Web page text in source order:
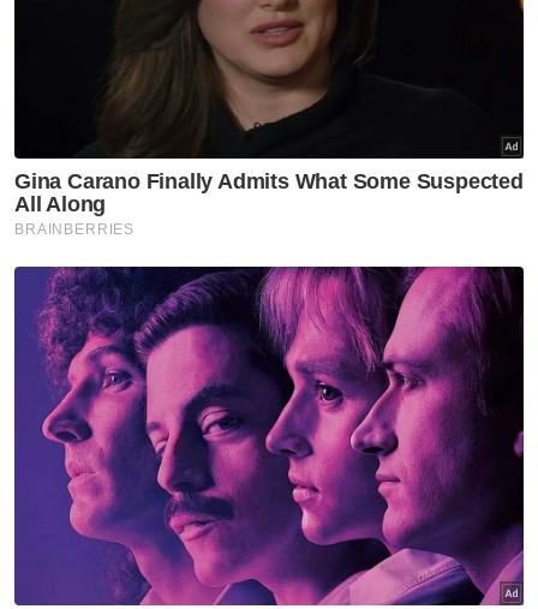
membantu kita untuk membayar, sama ada
sepenuhnya atau sebahagian daripada bil
hospital pada waktu kecemasan.
Manfaat ini sangat membantu dalam situasi
di mana dana kecemasan kita tidak
mencukupi. Dan jika berlaku musibah
kematian, manfaat insurans dan takaful anda
akan menanggung waris anda dan
memastikan hidup mereka dapat diteruskan.
Jika anda sudah memiliki sijil takaful atau
polisi insurans, syabas! Anda adalah seorang
pengguna kewangan berhemah dan nyata
sekali perjalanan kewangan dalam kawalan
anda!
Artikel Berkaitan:
Jumlah kes Covid-19 menurun 9.9 peratus
Kedah catat peningkatan 76.7 peratus kes Covid-19